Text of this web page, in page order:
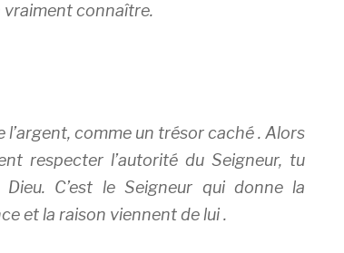
vraiment connaître.
l’argent, comme un trésor caché . Alors
respecter l’autorité du Seigneur, tu
C’est le Seigneur qui donne la
et la raison viennent de lui .